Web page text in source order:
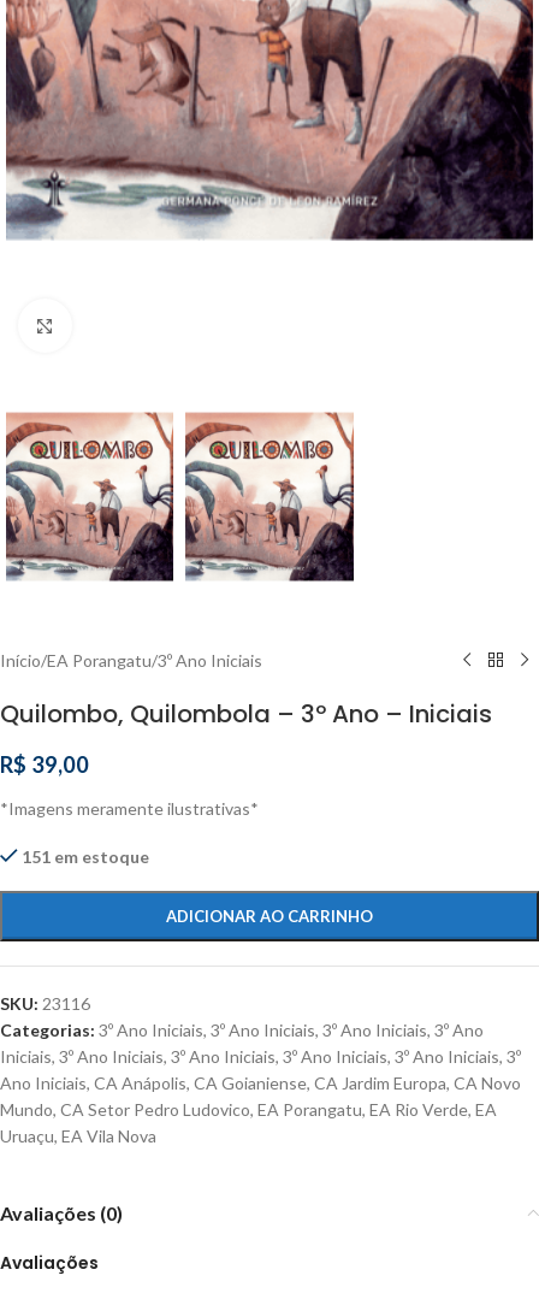
Início/EA Porangatu/3º Ano Iniciais
Quilombo, Quilombola – 3º Ano – Iniciais
R$ 39,00
*Imagens meramente ilustrativas*
151 em estoque
ADICIONAR AO CARRINHO
SKU: 23116
Categorias: 3º Ano Iniciais, 3º Ano Iniciais, 3º Ano Iniciais, 3º Ano
Iniciais, 3º Ano Iniciais, 3º Ano Iniciais, 3º Ano Iniciais, 3º Ano Iniciais, 3º
Ano Iniciais, CA Anápolis, CA Goianiense, CA Jardim Europa, CA Novo
Mundo, CA Setor Pedro Ludovico, EA Porangatu, EA Rio Verde, EA
Uruaçu, EA Vila Nova
Avaliações (0)
Avaliações